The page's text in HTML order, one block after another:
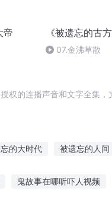
帝 《被遗忘的古
07.金沸草散
的连播声音和文字全集，
的大时代 被遗忘的人间
鬼故事在哪听吓人视频